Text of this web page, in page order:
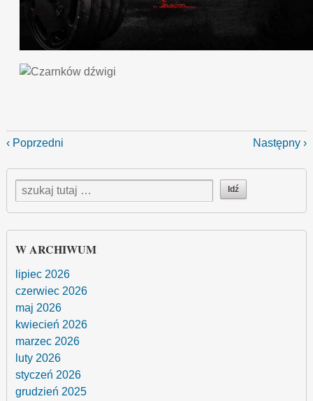
‹ Poprzedni Następny ›
W ARCHIWUM
lipiec 2026
czerwiec 2026
maj 2026
kwiecień 2026
marzec 2026
luty 2026
styczeń 2026
grudzień 2025